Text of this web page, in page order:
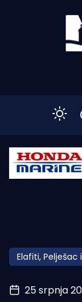
Početna
Obala
Otoci
Turizam i
Elafiti, Pelješac
25 srpnja